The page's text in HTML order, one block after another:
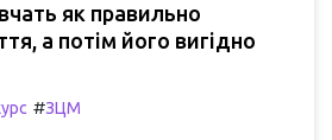
як правильно
а потім його вигідно
#ЗЦМ